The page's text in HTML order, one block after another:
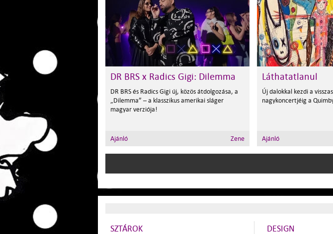
DR BRS x Radics Gigi: Dilemma
DR BRS és Radics Gigi új, közös átdolgozása, a
„Dilemma” – a klasszikus amerikai sláger
magyar verziója!
Ajánló Zene
Láthatatlanul
Új dalokkal kezdi a
nagykoncertjéig a
Ajánló
SZTÁROK DESIGN